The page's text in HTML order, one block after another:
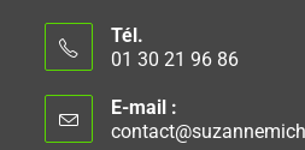
Tél.
01 30 21 96 86
E-mail :